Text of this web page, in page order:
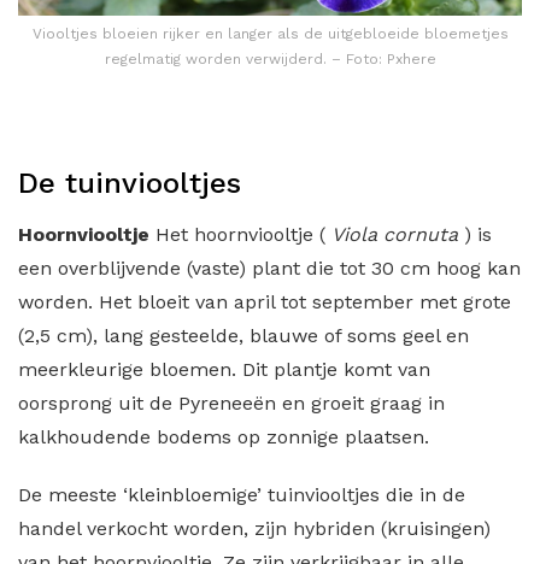
Viooltjes bloeien rijker en langer als de uitgebloeide bloemetjes
regelmatig worden verwijderd. – Foto: Pxhere
De tuinviooltjes
Hoornviooltje Het hoornviooltje ( Viola cornuta ) is
een overblijvende (vaste) plant die tot 30 cm hoog kan
worden. Het bloeit van april tot september met grote
(2,5 cm), lang gesteelde, blauwe of soms geel en
meerkleurige bloemen. Dit plantje komt van
oorsprong uit de Pyreneeën en groeit graag in
kalkhoudende bodems op zonnige plaatsen.
De meeste ‘kleinbloemige’ tuinviooltjes die in de
handel verkocht worden, zijn hybriden (kruisingen)